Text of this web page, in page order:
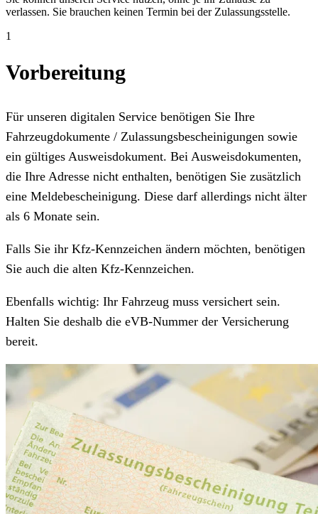
verlassen. Sie brauchen keinen Termin bei der Zulassungsstelle.
1
Vorbereitung
Für unseren digitalen Service benötigen Sie Ihre
Fahrzeugdokumente / Zulassungsbescheinigungen sowie
ein gültiges Ausweisdokument. Bei Ausweisdokumenten,
die Ihre Adresse nicht enthalten, benötigen Sie zusätzlich
eine Meldebescheinigung. Diese darf allerdings nicht älter
als 6 Monate sein.
Falls Sie ihr Kfz-Kennzeichen ändern möchten, benötigen
Sie auch die alten Kfz-Kennzeichen.
Ebenfalls wichtig: Ihr Fahrzeug muss versichert sein.
Halten Sie deshalb die eVB-Nummer der Versicherung
bereit.